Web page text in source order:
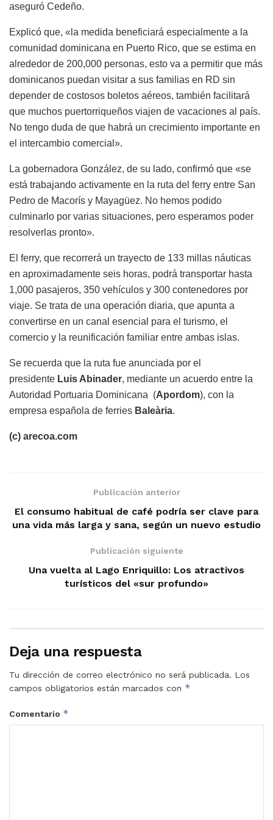
aseguró Cedeño.
Explicó que, «la medida beneficiará especialmente a la
comunidad dominicana en Puerto Rico, que se estima en
alrededor de 200,000 personas, esto va a permitir que más
dominicanos puedan visitar a sus familias en RD sin
depender de costosos boletos aéreos, también facilitará
que muchos puertorriqueños viajen de vacaciones al país.
No tengo duda de que habrá un crecimiento importante en
el intercambio comercial».
La gobernadora González, de su lado, confirmó que «se
está trabajando activamente en la ruta del ferry entre San
Pedro de Macorís y Mayagüez. No hemos podido
culminarlo por varias situaciones, pero esperamos poder
resolverlas pronto».
El ferry, que recorrerá un trayecto de 133 millas náuticas
en aproximadamente seis horas, podrá transportar hasta
1,000 pasajeros, 350 vehículos y 300 contenedores por
viaje. Se trata de una operación diaria, que apunta a
convertirse en un canal esencial para el turismo, el
comercio y la reunificación familiar entre ambas islas.
Se recuerda que la ruta fue anunciada por el
presidente Luis Abinader, mediante un acuerdo entre la
Autoridad Portuaria Dominicana (Apordom), con la
empresa española de ferries Baleària.
(c) arecoa.com
Publicación anterior
El consumo habitual de café podría ser clave para
una vida más larga y sana, según un nuevo estudio
Publicación siguiente
Una vuelta al Lago Enriquillo: Los atractivos
turísticos del «sur profundo»
Deja una respuesta
Tu dirección de correo electrónico no será publicada. Los
campos obligatorios están marcados con *
Comentario *